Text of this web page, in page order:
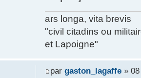
ars longa, vita brevis
"civil citadins ou
et Lapoigne"
par gaston_lagaffe» 08